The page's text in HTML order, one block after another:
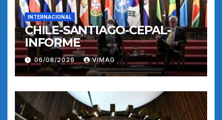
INTERNACIONAL
CHILE-SANTIAGO-CEPAL-
INFORME
06/08/2026 VIMAG